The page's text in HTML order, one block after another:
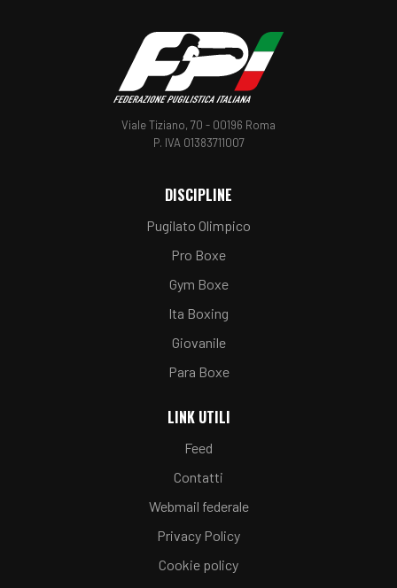
Viale Tiziano, 70 - 00196 Roma
P. IVA 01383711007
DISCIPLINE
Pugilato Olimpico
Pro Boxe
Gym Boxe
Ita Boxing
Giovanile
Para Boxe
LINK UTILI
Feed
Contatti
Webmail federale
Privacy Policy
Cookie policy